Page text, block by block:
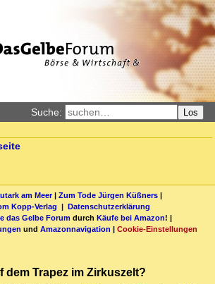
Suche: Los
am Meer| Zum Tode Jürgen Küßners |
Kopp-Verlag | Datenschutzerklärung
das Gelbe Forum durch Käufe bei Amazon! |
und Amazonnavigation | Cookie-Einstellungen
dem Trapez im Zirkuszelt?